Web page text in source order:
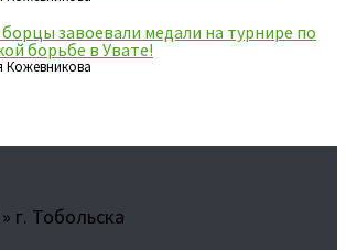
завоевали медали на турнире по
борьбе в Увате!
Кожевникова
Тобольска